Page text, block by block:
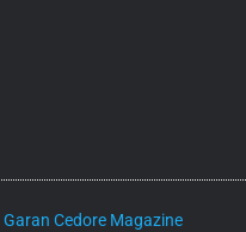
Garan Cedore Magazine